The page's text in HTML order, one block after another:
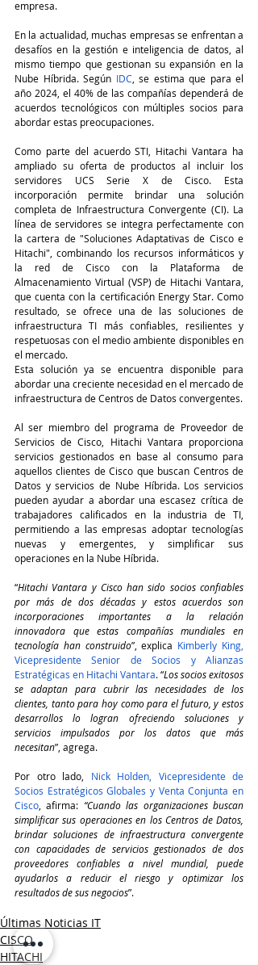
empresa.
En la actualidad, muchas empresas se enfrentan a
desafíos en la gestión e inteligencia de datos, al
mismo tiempo que gestionan su expansión en la
Nube Híbrida. Según IDC , se estima que para el
año 2024, el 40% de las compañías dependerá de
acuerdos tecnológicos con múltiples socios para
abordar estas preocupaciones.
Como parte del acuerdo STI, Hitachi Vantara ha
ampliado su oferta de productos al incluir los
servidores UCS Serie X de Cisco. Esta
incorporación permite brindar una solución
completa de Infraestructura Convergente (CI). La
línea de servidores se integra perfectamente con
la cartera de "Soluciones Adaptativas de Cisco e
Hitachi", combinando los recursos informáticos y
la red de Cisco con la Plataforma de
Almacenamiento Virtual (VSP) de Hitachi Vantara,
que cuenta con la certificación Energy Star. Como
resultado, se ofrece una de las soluciones de
infraestructura TI más confiables, resilientes y
respetuosas con el medio ambiente disponibles en
el mercado.
Esta solución ya se encuentra disponible para
abordar una creciente necesidad en el mercado de
infraestructura de Centros de Datos convergentes.
Al ser miembro del programa de Proveedor de
Servicios de Cisco, Hitachi Vantara proporciona
servicios gestionados en base al consumo para
aquellos clientes de Cisco que buscan Centros de
Datos y servicios de Nube Híbrida. Los servicios
pueden ayudar a abordar una escasez crítica de
trabajadores calificados en la industria de TI,
permitiendo a las empresas adoptar tecnologías
nuevas y emergentes, y simplificar sus
operaciones en la Nube Híbrida.
“Hitachi Vantara y Cisco han sido socios confiables
por más de dos décadas y estos acuerdos son
incorporaciones importantes a la relación
innovadora que estas compañías mundiales en
tecnología han construido”, explica Kimberly King,
Vicepresidente Senior de Socios y Alianzas
Estratégicas en Hitachi Vantara. “Los socios exitosos
se adaptan para cubrir las necesidades de los
clientes, tanto para hoy como para el futuro, y estos
desarrollos lo logran ofreciendo soluciones y
servicios impulsados por los datos que más
necesitan”, agrega.
Por otro lado, Nick Holden, Vicepresidente de
Socios Estratégicos Globales y Venta Conjunta en
Cisco , afirma: “Cuando las organizaciones buscan
simplificar sus operaciones en los Centros de Datos,
brindar soluciones de infraestructura convergente
con capacidades de servicios gestionados de dos
proveedores confiables a nivel mundial, puede
ayudarlos a reducir el riesgo y optimizar los
resultados de sus negocios”.
Últimas Noticias IT
CISCO
HITACHI